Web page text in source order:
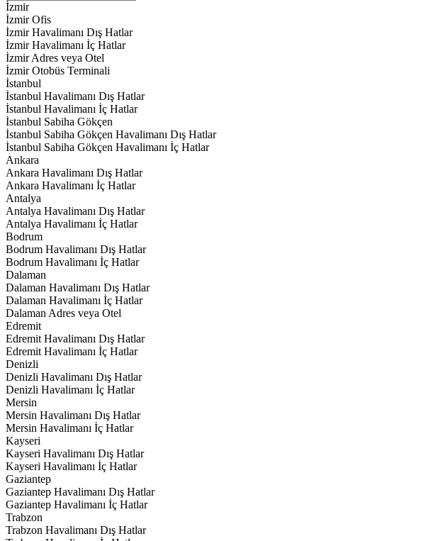
İzmir
İzmir Ofis
İzmir Havalimanı Dış Hatlar
İzmir Havalimanı İç Hatlar
İzmir Adres veya Otel
İzmir Otobüs Terminali
İstanbul
İstanbul Havalimanı Dış Hatlar
İstanbul Havalimanı İç Hatlar
İstanbul Sabiha Gökçen
İstanbul Sabiha Gökçen Havalimanı Dış Hatlar
İstanbul Sabiha Gökçen Havalimanı İç Hatlar
Ankara
Ankara Havalimanı Dış Hatlar
Ankara Havalimanı İç Hatlar
Antalya
Antalya Havalimanı Dış Hatlar
Antalya Havalimanı İç Hatlar
Bodrum
Bodrum Havalimanı Dış Hatlar
Bodrum Havalimanı İç Hatlar
Dalaman
Dalaman Havalimanı Dış Hatlar
Dalaman Havalimanı İç Hatlar
Dalaman Adres veya Otel
Edremit
Edremit Havalimanı Dış Hatlar
Edremit Havalimanı İç Hatlar
Denizli
Denizli Havalimanı Dış Hatlar
Denizli Havalimanı İç Hatlar
Mersin
Mersin Havalimanı Dış Hatlar
Mersin Havalimanı İç Hatlar
Kayseri
Kayseri Havalimanı Dış Hatlar
Kayseri Havalimanı İç Hatlar
Gaziantep
Gaziantep Havalimanı Dış Hatlar
Gaziantep Havalimanı İç Hatlar
Trabzon
Trabzon Havalimanı Dış Hatlar